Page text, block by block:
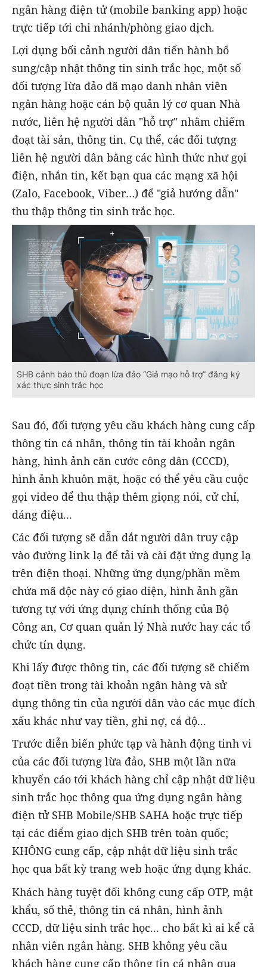
ngân hàng điện tử (mobile banking app) hoặc
trực tiếp tới chi nhánh/phòng giao dịch.
Lợi dụng bối cảnh người dân tiến hành bổ
sung/cập nhật thông tin sinh trắc học, một số
đối tượng lừa đảo đã mạo danh nhân viên
ngân hàng hoặc cán bộ quản lý cơ quan Nhà
nước, liên hệ người dân "hỗ trợ" nhằm chiếm
đoạt tài sản, thông tin. Cụ thể, các đối tượng
liên hệ người dân bằng các hình thức như gọi
điện, nhắn tin, kết bạn qua các mạng xã hội
(Zalo, Facebook, Viber…) để "giả hướng dẫn"
thu thập thông tin sinh trắc học.
SHB cảnh báo thủ đoạn lừa đảo “Giả mạo hỗ trợ” đăng ký
xác thực sinh trắc học
Sau đó, đối tượng yêu cầu khách hàng cung cấp
thông tin cá nhân, thông tin tài khoản ngân
hàng, hình ảnh căn cước công dân (CCCD),
hình ảnh khuôn mặt, hoặc có thể yêu cầu cuộc
gọi video để thu thập thêm giọng nói, cử chỉ,
dáng điệu...
Các đối tượng sẽ dẫn dắt người dân truy cập
vào đường link lạ để tải và cài đặt ứng dụng lạ
trên điện thoại. Những ứng dụng/phần mềm
chứa mã độc này có giao diện, hình ảnh gần
tương tự với ứng dụng chính thống của Bộ
Công an, Cơ quan quản lý Nhà nước hay các tổ
chức tín dụng.
Khi lấy được thông tin, các đối tượng sẽ chiếm
đoạt tiền trong tài khoản ngân hàng và sử
dụng thông tin của người dân vào các mục đích
xấu khác như vay tiền, ghi nợ, cá độ...
Trước diễn biến phức tạp và hành động tinh vi
của các đối tượng lừa đảo, SHB một lần nữa
khuyến cáo tới khách hàng chỉ cập nhật dữ liệu
sinh trắc học thông qua ứng dụng ngân hàng
điện tử SHB Mobile/SHB SAHA hoặc trực tiếp
tại các điểm giao dịch SHB trên toàn quốc;
KHÔNG cung cấp, cập nhật dữ liệu sinh trắc
học qua bất kỳ trang web hoặc ứng dụng khác.
Khách hàng tuyệt đối không cung cấp OTP, mật
khẩu, số thẻ, thông tin cá nhân, hình ảnh
CCCD, dữ liệu sinh trắc học... cho bất kì ai kể cả
nhân viên ngân hàng. SHB không yêu cầu
khách hàng cung cấp thông tin cá nhân qua